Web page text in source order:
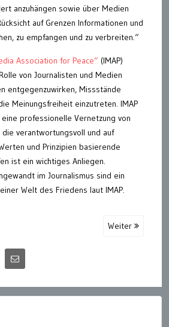
anzuhängen sowie über Medien
auf Grenzen Informationen und
zu empfangen und zu verbreiten.“
Association for Peace“ (IMAP)
von Journalisten und Medien
entgegenzuwirken, Missstände
Meinungsfreiheit einzutreten. IMAP
professionelle Vernetzung von
verantwortungsvoll und auf
und Prinzipien basierende
ist ein wichtiges Anliegen.
im Journalismus sind ein
Welt des Friedens laut IMAP.
Weiter